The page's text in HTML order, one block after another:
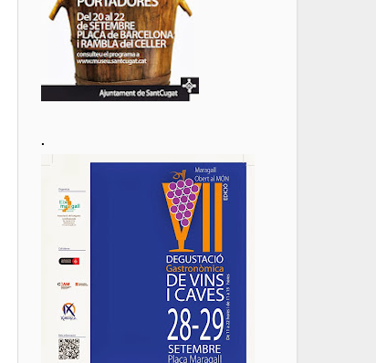
.